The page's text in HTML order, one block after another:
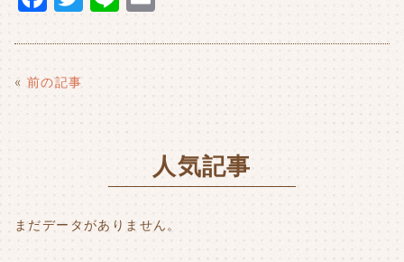
c
e
it e ai
l
« 前の記事
人気記事
まだデータがありません。